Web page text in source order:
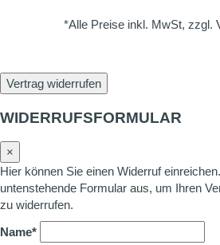
*Alle Preise inkl. MwSt, zzgl.
Vertrag widerrufen
WIDERRUFSFORMULAR
×
Hier können Sie einen Widerruf
untenstehende Formular aus, um Ihren
zu widerrufen.
Name*